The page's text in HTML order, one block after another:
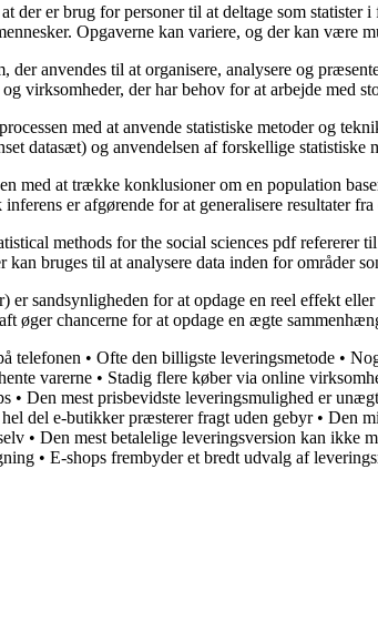
der er brug for personer til at deltage som
Opgaverne kan variere, og der kan være
der anvendes til at organisere, analysere og
virksomheder, der har behov for at arbejde med
med at anvende statistiske metoder og
datasæt) og anvendelsen af forskellige statistiske
med at trække konklusioner om en population
er afgørende for at generalisere resultater
methods for the social sciences pdf
kan bruges til at analysere data inden for områder
er sandsynligheden for at opdage en reel effekt
øger chancerne for at opdage en ægte
telefonen • Ofte den billigste leveringsmetode •
varerne • Stadig flere køber via online
• Den mest prisbevidste leveringsmulighed er
del e-butikker præsterer fragt uden gebyr• Den
• Den mest betalelige leveringsversion kan ikke
• E-shops frembyder et bredt udvalg af